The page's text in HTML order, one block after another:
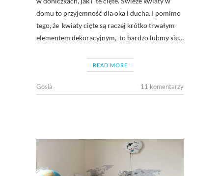
domu to przyjemność dla oka i ducha. I pomimo
tego, że kwiaty cięte są raczej krótko trwałym
elementem dekoracyjnym, to bardzo lubmy się…
READ MORE
Gosia 11 komentarzy